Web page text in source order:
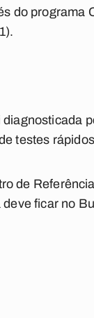
do programa
testes
de
ficar no